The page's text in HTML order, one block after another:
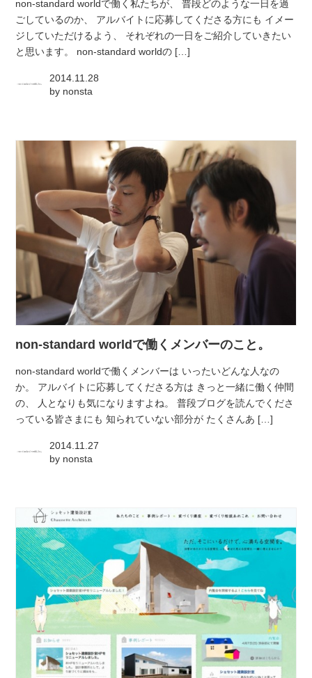
non-standard worldで働く私たちが、 普段どのような一日を過
ごしているのか、 アルバイトに応募してくださる方にも イメー
ジしていただけるよう、 それぞれの一日をご紹介していきたい
と思います。 non-standard worldの […]
2014.11.28
by nonsta
non-standard worldで働くメンバーのこと。
non-standard worldで働くメンバーは いったいどんな人なの
か。 アルバイトに応募してくださる方は きっと一緒に働く仲間
の、 人となりも気になりますよね。 普段ブログを読んでくださ
っている皆さまにも 知られていない部分が たくさんあ […]
2014.11.27
by nonsta